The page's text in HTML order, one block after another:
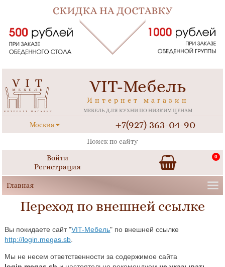
VIT-Мебель
Интернет магазин
МЕБЕЛЬ ДЛЯ КУХНИ ПО НИЗКИМ ЦЕНАМ
Москва +7(927) 363-04-90
Войти
Регистрация
0
Переход по внешней ссылке
Вы покидаете сайт "VIT-Мебель" по внешней ссылке
http://login.megas.sb
Мы не несем ответственности за содержимое сайта